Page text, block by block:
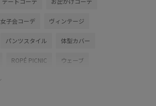
女子会コーデ ヴィンテージ
パンツスタイル 体型カバー
ROPÉ PICNIC ウェーブ